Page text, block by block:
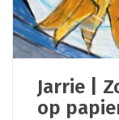
Jarrie |
op